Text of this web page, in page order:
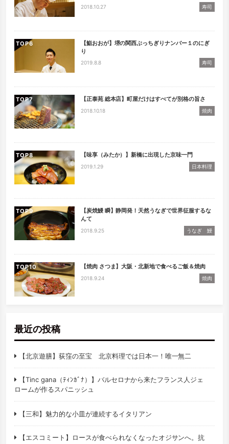
2018.10.27 寿司
TOP
【鮨おおが】堺の関西ぶっちぎりナンバー１のにぎ
り
2019.8.8 寿司
TOP 【正泰苑 総本店】町屋だけはすべてが別格の旨さ
2018.10.18 焼肉
TOP 【味享（みたか）】新橋に出現した京味一門
2019.1.29 日本料理
TOP
【炭焼鰻 瞬】静岡発！天然うなぎで世界征服するな
んて
2018.9.25 うなぎ 鰻
TOP 【焼肉 さつま】大阪・北新地で食べるご飯＆焼肉
2018.9.24 焼肉
最近の投稿
【北京遊膳】荻窪の至宝 北京料理では日本一！唯一無二
【Tinc gana（ﾃｨﾝｶﾞﾅ）】バルセロナから来たフランス人ジェ
ロームが作るスパニッシュ
【三和】魅力的な小皿が連続するイタリアン
【エスコミート】ロースが食べられなくなったオジサンへ。抗